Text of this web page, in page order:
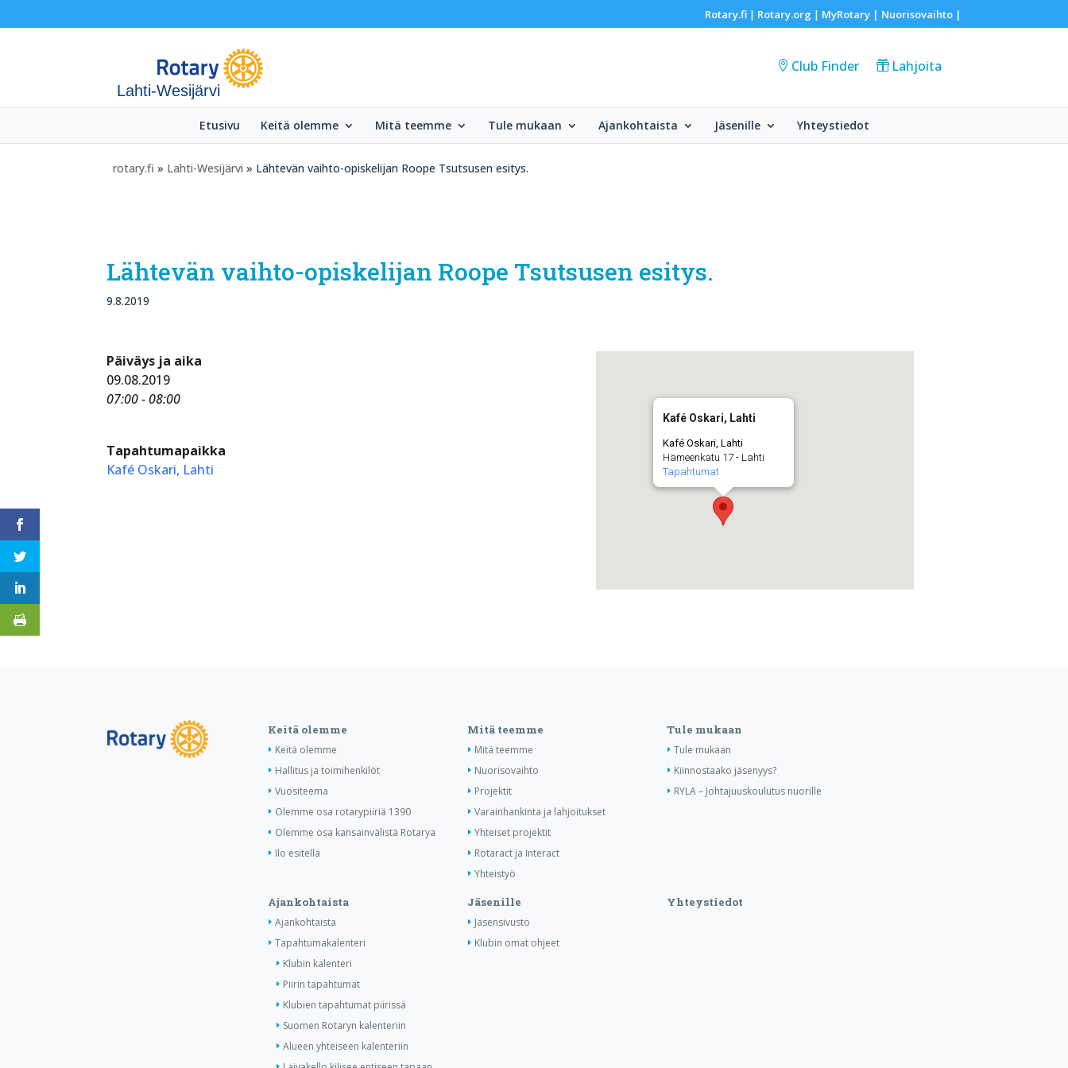
Rotary.fi| Rotary.org | MyRotary | Nuorisovaihto|
Lahti-Wesijärvi
Club Finder Lahjoita
Etusivu Keitä olemme Mitä teemme Tule mukaan Ajankohtaista Jäsenille Yhteystiedot
rotary.fi » Lahti-Wesijärvi » Lähtevän vaihto-opiskelijan Roope Tsutsusen esitys.
Lähtevän vaihto-opiskelijan Roope Tsutsusen esitys.
9.8.2019
Kafé Oskari, Lahti
Kafé Oskari, Lahti
Hämeenkatu 17 - Lahti
Tapahtumat
Päiväys ja aika
09.08.2019
07:00 - 08:00
Tapahtumapaikka
Kafé Oskari, Lahti
Keitä olemme
Keitä olemme
Hallitus ja toimihenkilöt
Vuositeema
Olemme osa rotarypiiriä 1390
Olemme osa kansainvälistä Rotarya
Ilo esitellä
Mitä teemme
Mitä teemme
Nuorisovaihto
Projektit
Varainhankinta ja lahjoitukset
Yhteiset projektit
Rotaract ja Interact
Yhteistyö
Tule mukaan
Tule mukaan
Kiinnostaako jäsenyys?
RYLA – Johtajuuskoulutus nuorille
Ajankohtaista
Ajankohtaista
Tapahtumakalenteri
Klubin kalenteri
Piirin tapahtumat
Klubien tapahtumat piirissä
Suomen Rotaryn kalenteriin
Alueen yhteiseen kalenteriin
Jäsenille
Jäsensivusto
Klubin omat ohjeet
Yhteystiedot